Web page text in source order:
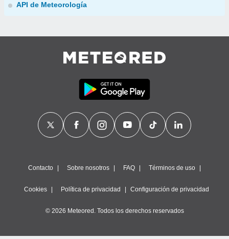
API de Meteorología
Contacto Sobre nosotros FAQ Términos de uso
Cookies Política de privacidad Configuración de privacidad
© 2026 Meteored. Todos los derechos reservados